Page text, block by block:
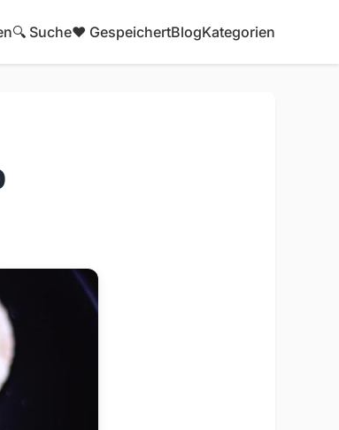
🔍 Suche❤️ GespeichertBlogKategorien